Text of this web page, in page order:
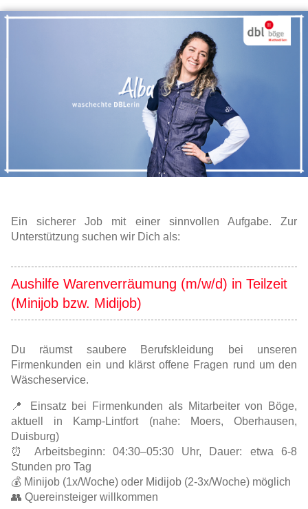
Ein sicherer Job mit einer sinnvollen Aufgabe. Zur
Unterstützung suchen wir Dich als:
Aushilfe Warenverräumung (m/w/d) in Teilzeit
(Minijob bzw. Midijob)
Du räumst saubere Berufskleidung bei unseren
Firmenkunden ein und klärst offene Fragen rund um den
Wäscheservice.
📍 Einsatz bei Firmenkunden als Mitarbeiter von Böge,
aktuell in Kamp-Lintfort (nahe: Moers, Oberhausen,
Duisburg)
⏰ Arbeitsbeginn: 04:30–05:30 Uhr, Dauer: etwa 6-8
Stunden pro Tag
💰 Minijob (1x/Woche) oder Midijob (2-3x/Woche) möglich
👥 Quereinsteiger willkommen